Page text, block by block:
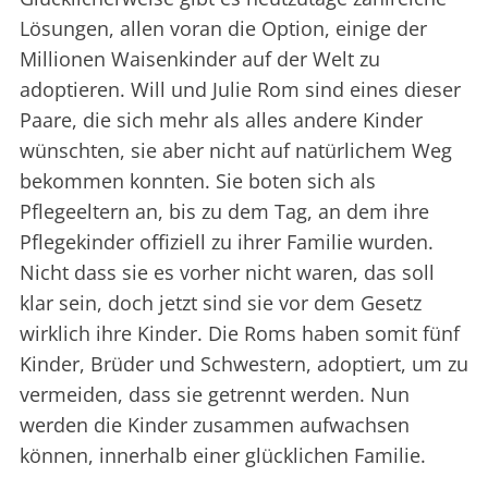
Lösungen, allen voran die Option, einige der
Millionen Waisenkinder auf der Welt zu
adoptieren. Will und Julie Rom sind eines dieser
Paare, die sich mehr als alles andere Kinder
wünschten, sie aber nicht auf natürlichem Weg
bekommen konnten. Sie boten sich als
Pflegeeltern an, bis zu dem Tag, an dem ihre
Pflegekinder offiziell zu ihrer Familie wurden.
Nicht dass sie es vorher nicht waren, das soll
klar sein, doch jetzt sind sie vor dem Gesetz
wirklich ihre Kinder. Die Roms haben somit fünf
Kinder, Brüder und Schwestern, adoptiert, um zu
vermeiden, dass sie getrennt werden. Nun
werden die Kinder zusammen aufwachsen
können, innerhalb einer glücklichen Familie.